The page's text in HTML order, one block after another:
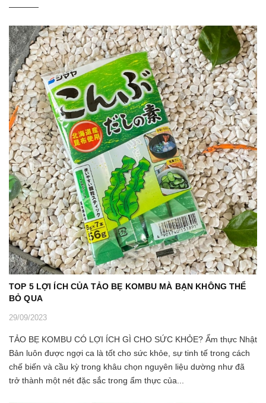
TOP 5 LỢI ÍCH CỦA TẢO BẸ KOMBU MÀ BẠN KHÔNG THỂ
BỎ QUA
29/09/2023
TẢO BẸ KOMBU CÓ LỢI ÍCH GÌ CHO SỨC KHỎE? Ẩm thực Nhật
Bản luôn được ngợi ca là tốt cho sức khỏe, sự tinh tế trong cách
chế biến và cầu kỳ trong khâu chọn nguyên liệu dường như đã
trở thành một nét đặc sắc trong ẩm thực của...